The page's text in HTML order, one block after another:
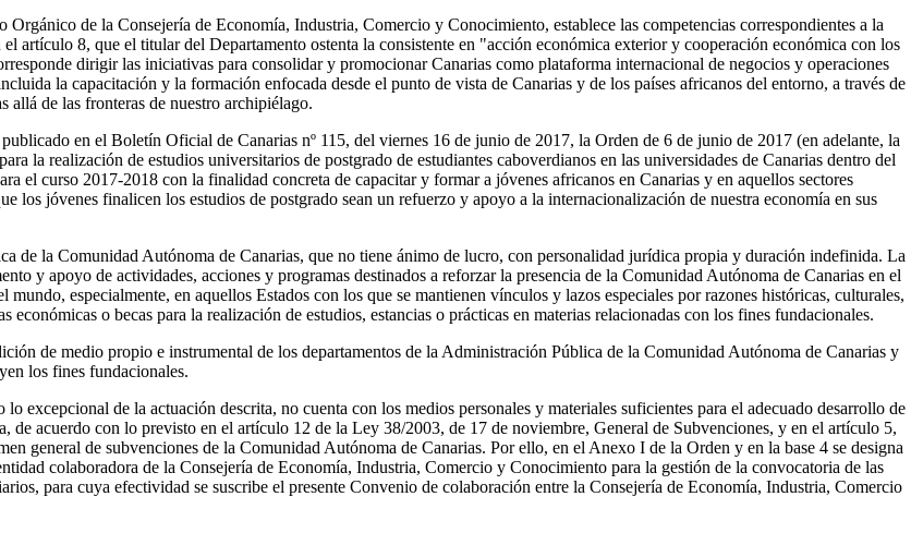
de la Consejería de Economía, Industria, Comercio y Conocimiento, establece las competencias correspondientes a la
artículo 8, que el titular del Departamento ostenta la consistente en "acción económica exterior y cooperación económica con los
dirigir las iniciativas para consolidar y promocionar Canarias como plataforma internacional de negocios y operaciones
la capacitación y la formación enfocada desde el punto de vista de Canarias y de los países africanos del entorno, a través de
allá de las fronteras de nuestro archipiélago.
en el Boletín Oficial de Canarias nº 115, del viernes 16 de junio de 2017, la Orden de 6 de junio de 2017 (en adelante, la
la realización de estudios universitarios de postgrado de estudiantes caboverdianos en las universidades de Canarias dentro del
el curso 2017-2018 con la finalidad concreta de capacitar y formar a jóvenes africanos en Canarias y en aquellos sectores
los jóvenes finalicen los estudios de postgrado sean un refuerzo y apoyo a la internacionalización de nuestra economía en sus
de la Comunidad Autónoma de Canarias, que no tiene ánimo de lucro, con personalidad jurídica propia y duración indefinida. La
y apoyo de actividades, acciones y programas destinados a reforzar la presencia de la Comunidad Autónoma de Canarias en el
especialmente, en aquellos Estados con los que se mantienen vínculos y lazos especiales por razones históricas, culturales,
o becas para la realización de estudios, estancias o prácticas en materias relacionadas con los fines fundacionales.
de medio propio e instrumental de los departamentos de la Administración Pública de la Comunidad Autónoma de Canarias y
los fines fundacionales.
de la actuación descrita, no cuenta con los medios personales y materiales suficientes para el adecuado desarrollo de
de acuerdo con lo previsto en el artículo 12 de la Ley 38/2003, de 17 de noviembre, General de Subvenciones, y en el artículo 5,
general de subvenciones de la Comunidad Autónoma de Canarias. Por ello, en el Anexo I de la Orden y en la base 4 se designa
colaboradora de la Consejería de Economía, Industria, Comercio y Conocimiento para la gestión de la convocatoria de las
para cuya efectividad se suscribe el presente Convenio de colaboración entre la Consejería de Economía, Industria, Comercio